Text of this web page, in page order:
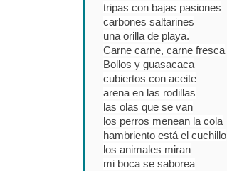
tripas con bajas pasiones
carbones saltarines
una orilla de playa.
Carne carne, carne fresca
Bollos y guasacaca
cubiertos con aceite
arena en las rodillas
las olas que se van
los perros menean la cola
hambriento está el cuchillo
los animales miran
mi boca se saborea